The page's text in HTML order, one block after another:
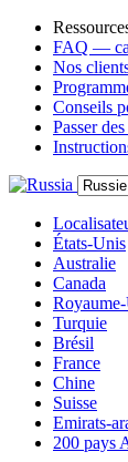
FAQ —
Nos
Conseils
Passer
États-Unis
Australie
Canada
Turquie
Brésil
France
Chine
Suisse
Emirats-
200 pays